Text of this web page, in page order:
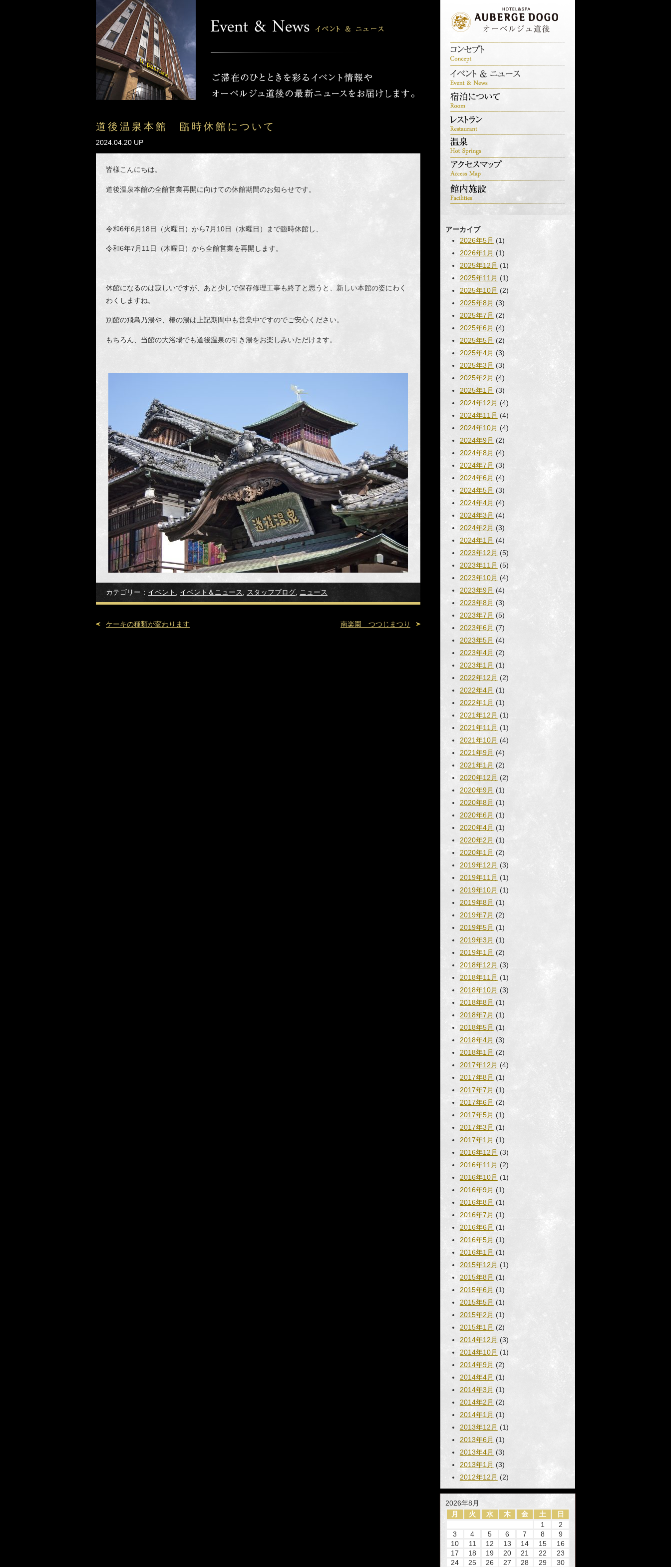
アーカイブ
2026年5月 (1)
2026年1月 (1)
2025年12月 (1)
2025年11月 (1)
2025年10月 (2)
2025年8月 (3)
2025年7月 (2)
2025年6月 (4)
2025年5月 (2)
2025年4月 (3)
2025年3月 (3)
2025年2月 (4)
2025年1月 (3)
2024年12月 (4)
2024年11月 (4)
2024年10月 (4)
2024年9月 (2)
2024年8月 (4)
2024年7月 (3)
2024年6月 (4)
2024年5月 (3)
2024年4月 (4)
2024年3月 (4)
2024年2月 (3)
2024年1月 (4)
2023年12月 (5)
2023年11月 (5)
2023年10月 (4)
2023年9月 (4)
2023年8月 (3)
2023年7月 (5)
2023年6月 (7)
2023年5月 (4)
2023年4月 (2)
2023年1月 (1)
2022年12月 (2)
2022年4月 (1)
2022年1月 (1)
2021年12月 (1)
2021年11月 (1)
2021年10月 (4)
2021年9月 (4)
2021年1月 (2)
2020年12月 (2)
2020年9月 (1)
2020年8月 (1)
2020年6月 (1)
2020年4月 (1)
2020年2月 (1)
2020年1月 (2)
2019年12月 (3)
2019年11月 (1)
2019年10月 (1)
2019年8月 (1)
2019年7月 (2)
2019年5月 (1)
2019年3月 (1)
2019年1月 (2)
2018年12月 (3)
2018年11月 (1)
2018年10月 (3)
2018年8月 (1)
2018年7月 (1)
2018年5月 (1)
2018年4月 (3)
2018年1月 (2)
2017年12月 (4)
2017年8月 (1)
2017年7月 (1)
2017年6月 (2)
2017年5月 (1)
2017年3月 (1)
2017年1月 (1)
2016年12月 (3)
2016年11月 (2)
2016年10月 (1)
2016年9月 (1)
2016年8月 (1)
2016年7月 (1)
2016年6月 (1)
2016年5月 (1)
2016年1月 (1)
2015年12月 (1)
2015年8月 (1)
2015年6月 (1)
2015年5月 (1)
2015年2月 (1)
2015年1月 (2)
2014年12月 (3)
2014年10月 (1)
2014年9月 (2)
2014年4月 (1)
2014年3月 (1)
2014年2月 (2)
2014年1月 (1)
2013年12月 (1)
2013年6月 (1)
2013年4月 (3)
2013年1月 (3)
2012年12月 (2)
2026年8月
月
火 水 木 金 土
日
1
2
3
4 5 6 7 8
9
10
11 12 13 14 15
16
17
18 19 20 21 22
23
24
25 26 27 28 29 30
道後温泉本館 臨時休館について
2024.04.20 UP
皆様こんにちは。
道後温泉本館の全館営業再開に向けての休館期間のお知らせです。
令和6年6月18日（火曜日）から7月10日（水曜日）まで臨時休館し、
令和6年7月11日（木曜日）から全館営業を再開します。
休館になるのは寂しいですが、あと少しで保存修理工事も終了と思うと、新しい本館の姿にわく
わくしますね。
別館の飛鳥乃湯や、椿の湯は上記期間中も営業中ですのでご安心ください。
もちろん、当館の大浴場でも道後温泉の引き湯をお楽しみいただけます。
カテゴリー： イベント , イベント＆ニュース, スタッフブログ, ニュース
ケーキの種類が変わります 南楽園 つつじまつり